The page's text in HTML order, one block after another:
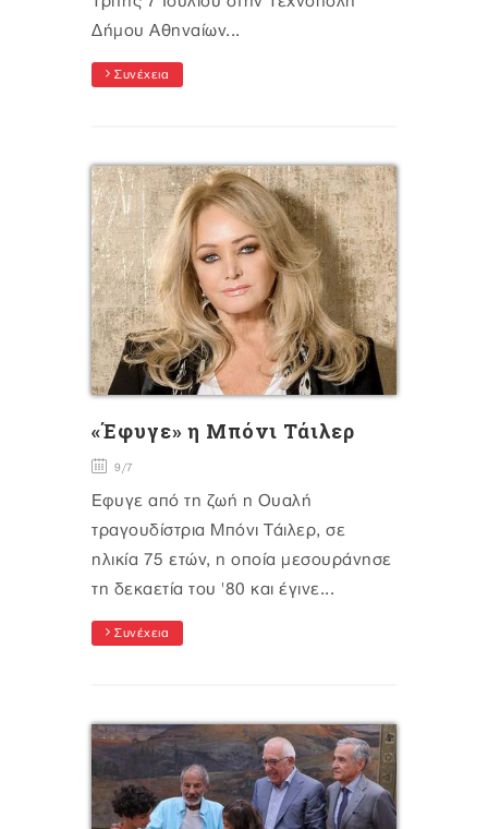
Δήμου Αθηναίων...
Συνέχεια
«Έφυγε» η Μπόνι Τάιλερ
9/7
Έφυγε από τη ζωή η Ουαλή
τραγουδίστρια Μπόνι Τάιλερ, σε
ηλικία 75 ετών, η οποία μεσουράνησε
τη δεκαετία του '80 και έγινε...
Συνέχεια